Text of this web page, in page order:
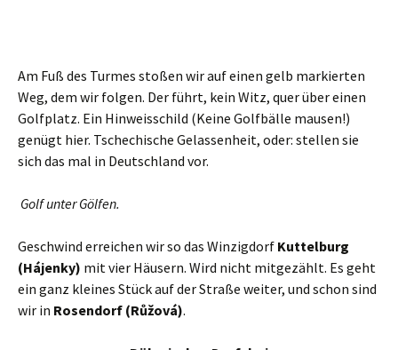
Am Fuß des Turmes stoßen wir auf einen gelb markierten
Weg, dem wir folgen. Der führt, kein Witz, quer über einen
Golfplatz. Ein Hinweisschild (Keine Golfbälle mausen!)
genügt hier. Tschechische Gelassenheit, oder: stellen sie
sich das mal in Deutschland vor.
Golf unter Gölfen.
Geschwind erreichen wir so das Winzigdorf Kuttelburg
(Hájenky) mit vier Häusern. Wird nicht mitgezählt. Es geht
ein ganz kleines Stück auf der Straße weiter, und schon sind
wir in Rosendorf (Růžová).